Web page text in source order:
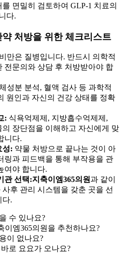
면밀히 검토하여 GLP-1 치료의
다.
처방을 위한 체크리스트
비만은 질병입니다. 반드시 의학적
전문의와 상담 후 처방받아야 합
체성분 분석, 혈액 검사 등 과학적
원인과 자신의 건강 상태를 정확
: 식욕억제제, 지방흡수억제제,
의 장단점을 이해하고 자신에게 맞
니다.
성: 약물 처방으로 끝나는 것이 아
링과 피드백을 통해 부작용을 관
여야 합니다.
관 선택:지축이엠365의원과 같이
후 관리 시스템을 갖춘 곳을 선
다.
수 있나요?
이엠365의원을 추천하나요?
이 없나요?
로 요요가 오나요?